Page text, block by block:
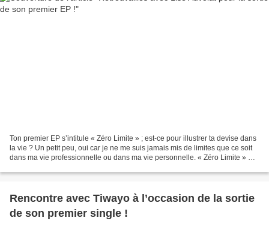
Ton premier EP s’intitule « Zéro Limite » ; est-ce pour illustrer ta devise dans
la vie ? Un petit peu, oui car je ne me suis jamais mis de limites que ce soit
dans ma vie professionnelle ou dans ma vie personnelle. « Zéro Limite » me
Rencontre avec Tiwayo à l’occasion de la sortie
de son premier single !